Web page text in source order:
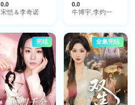
0.0
宋恺＆李奇诺
0.0
牛博宇,李灼一
完结 全集完结